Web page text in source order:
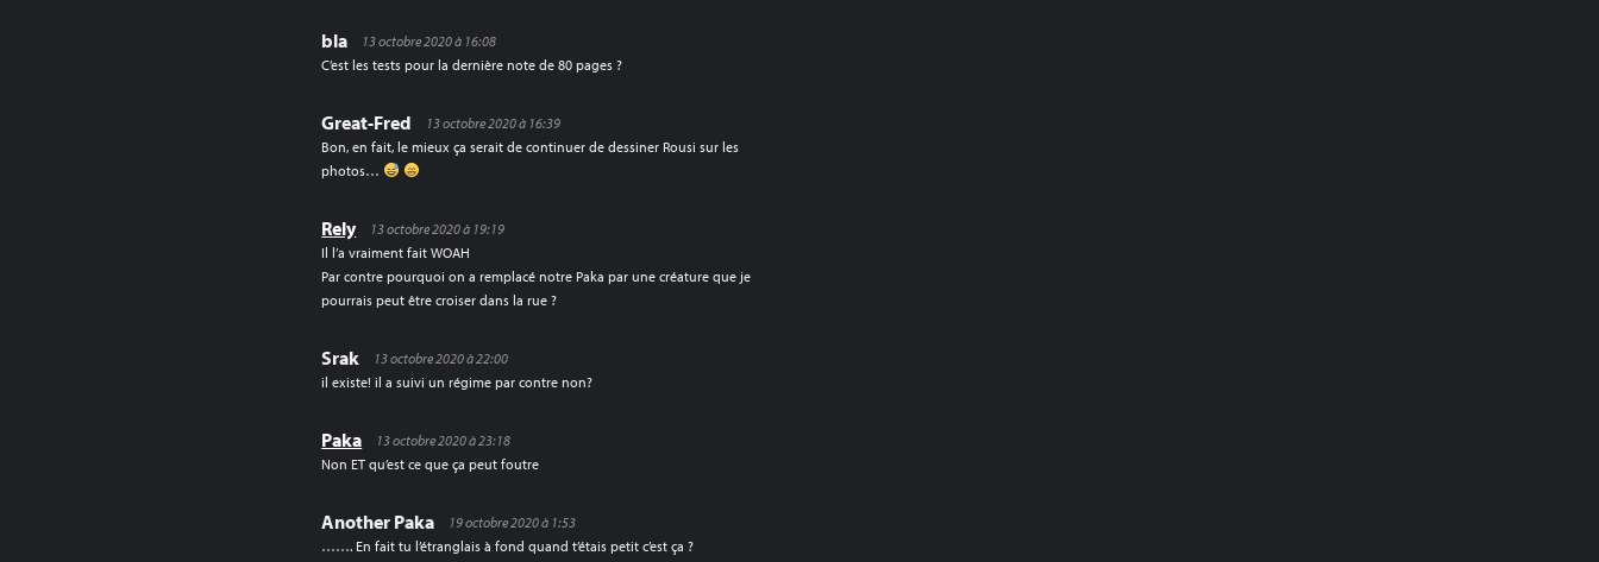
bla
13 octobre 2020 à 16:08
C’est les tests pour la dernière note de 80 pages ?
Great-Fred
13 octobre 2020 à 16:39
Bon, en fait, le mieux ça serait de continuer de dessiner Rousi sur les
photos…
Rely
13 octobre 2020 à 19:19
Il l’a vraiment fait WOAH
Par contre pourquoi on a remplacé notre Paka par une créature que je
pourrais peut être croiser dans la rue ?
Srak
13 octobre 2020 à 22:00
il existe! il a suivi un régime par contre non?
Paka
13 octobre 2020 à 23:18
Non ET qu’est ce que ça peut foutre
Another Paka
19 octobre 2020 à 1:53
……. En fait tu l’étranglais à fond quand t’étais petit c’est ça ?